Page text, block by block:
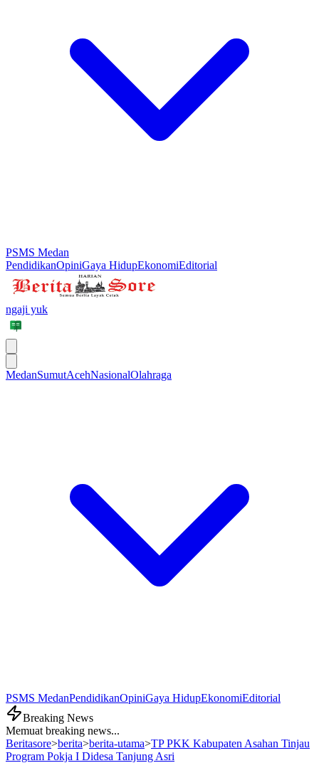
PSMS Medan
PendidikanOpiniGaya HidupEkonomiEditorial
ngaji yuk
MedanSumutAcehNasionalOlahraga
PSMS MedanPendidikanOpiniGaya HidupEkonomiEditorial
Breaking News
Memuat breaking news...
Beritasore>berita>berita-utama>TP PKK Kabupaten Asahan Tinjau
Program Pokja I Didesa Tanjung Asri